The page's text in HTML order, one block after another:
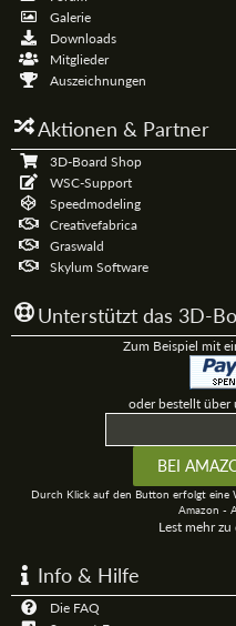
Galerie
Downloads
Mitglieder
Auszeichnungen
Aktionen & Partner
3D-Board Shop
WSC-Support
Speedmodeling
Creativefabrica
Graswald
Skylum Software
Unterstützt das 3D-
Zum Beispiel mit
oder bestellt über
Durch Klick auf den Button erfolgt eine
Amazon -
Lest mehr zu
Info & Hilfe
Die FAQ